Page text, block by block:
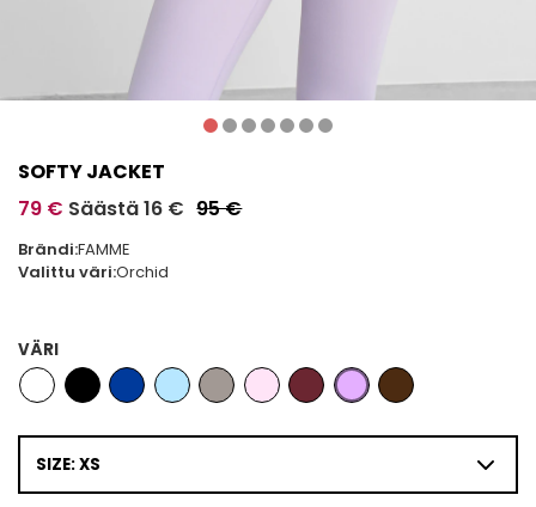
SOFTY JACKET
79 € Säästä 16 € 95 €
Brändi:FAMME
Valittu väri:Orchid
VÄRI
SIZE: XS